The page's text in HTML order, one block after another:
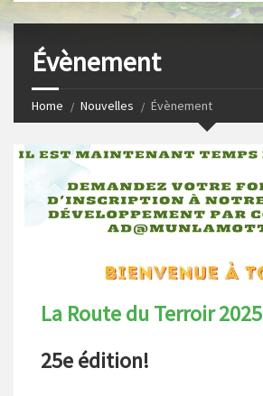
Évènement
Home Nouvelles Évènement
La Route du Terroir 2025
25e édition!